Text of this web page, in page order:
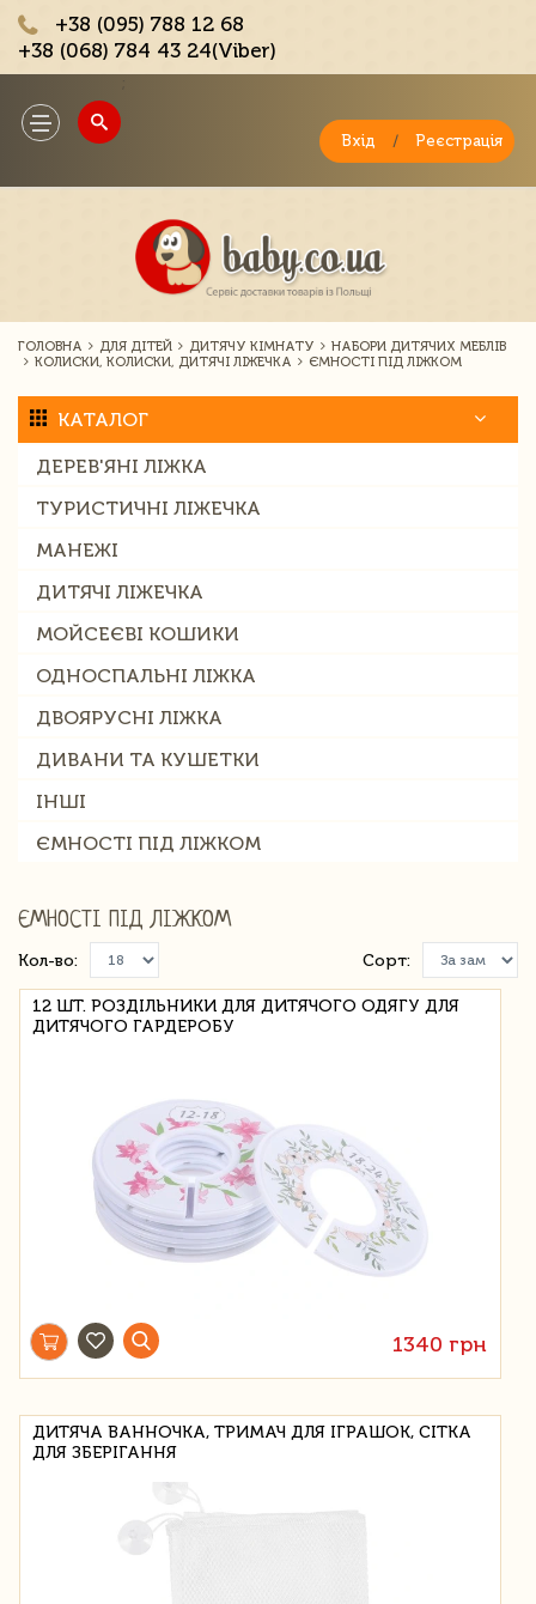
+38 (095) 788 12 68
+38 (068) 784 43 24(Viber)
Toggle
navigation
Вхід / Реєстрація
ГОЛОВНА ДЛЯ ДІТЕЙ ДИТЯЧУ КІМНАТУ
НАБОРИ ДИТЯЧИХ МЕБЛІВ
КОЛИСКИ, КОЛИСКИ, ДИТЯЧІ ЛІЖЕЧКА
ЄМНОСТІ ПІД ЛІЖКОМ
КАТАЛОГ
ДЕРЕВ'ЯНІ ЛІЖКА
ТУРИСТИЧНІ ЛІЖЕЧКА
МАНЕЖІ
ДИТЯЧІ ЛІЖЕЧКА
МОЙСЕЄВІ КОШИКИ
ОДНОСПАЛЬНІ ЛІЖКА
ДВОЯРУСНІ ЛІЖКА
ДИВАНИ ТА КУШЕТКИ
ІНШІ
ЄМНОСТІ ПІД ЛІЖКОМ
ЄМНОСТІ ПІД ЛІЖКОМ
Кол-во: Сорт:
12 ШТ. РОЗДІЛЬНИКИ ДЛЯ ДИТЯЧОГО ОДЯГУ ДЛЯ
ДИТЯЧОГО ГАРДЕРОБУ
1340 грн
ДИТЯЧА ВАННОЧКА, ТРИМАЧ ДЛЯ ІГРАШОК, СІТКА
ДЛЯ ЗБЕРІГАННЯ